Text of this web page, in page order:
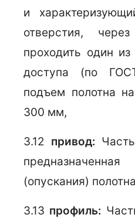
и
отверстия,
проходить один
доступа (по
подъем полотна
300 мм,
3.12 привод:
(опускания)
3.13 профиль: